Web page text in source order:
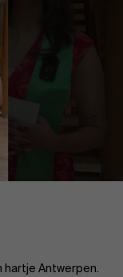
hartje Antwerpen.